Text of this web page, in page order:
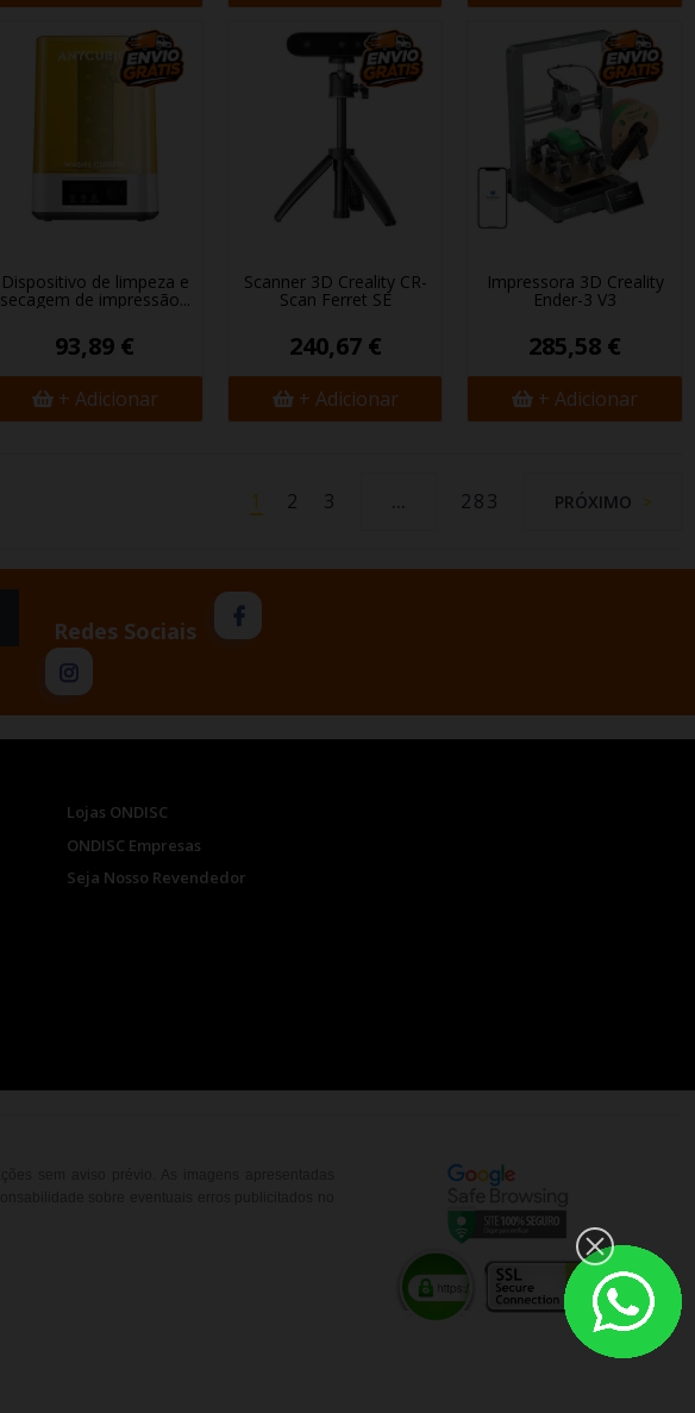
Dispositivo de limpeza e
secagem de impressão...
93,89 €
+ Adicionar
Scanner 3D Creality CR-
Scan Ferret SE
240,67 €
+ Adicionar
Impressora 3D Creality
Ender-3 V3
285,58 €
+ Adicionar
1 2 3 … 283 PRÓXIMO
Redes Sociais
Lojas ONDISC
ONDISC Empresas
Seja Nosso Revendedor